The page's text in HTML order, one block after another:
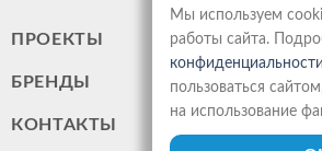
ПРОЕКТЫ
БРЕНДЫ
КОНТАКТЫ
Мы используем
работы сайта.
конфиденциальности
пользоваться
на использование